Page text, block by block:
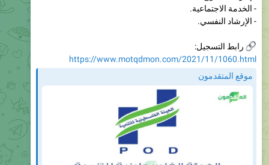
رابط التسجيل:
موقع المتقدمون